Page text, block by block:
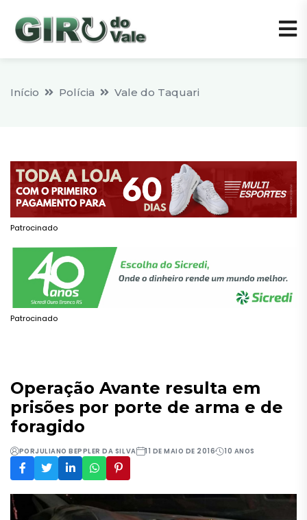
Início Polícia Vale do Taquari
Patrocinado
Patrocinado
Operação Avante resulta em
prisões por porte de arma e de
foragido
PORJULIANO BEPPLER DA SILVA 11 DE MAIO DE 2016 10 ANOS